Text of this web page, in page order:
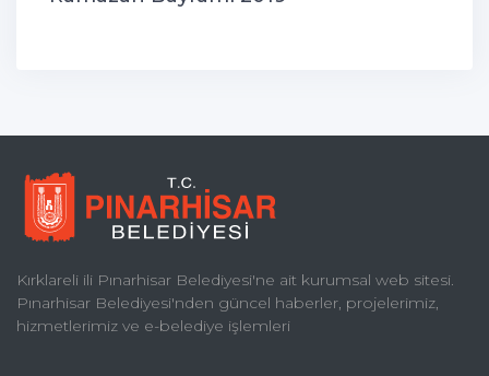
Kırklareli ili Pınarhisar Belediyesi'ne ait kurumsal web sitesi.
Pınarhisar Belediyesi'nden güncel haberler, projelerimiz,
hizmetlerimiz ve e-belediye işlemleri